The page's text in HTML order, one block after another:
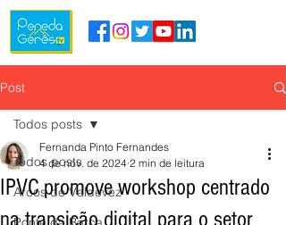
Post
Todos posts
Arcos de Valdevez
Todos posts
IPVC promove workshop centrado
na transição digital para o setor
Fernanda Pinto Fernandes
4 de nov. de 2024 2 min de leitura